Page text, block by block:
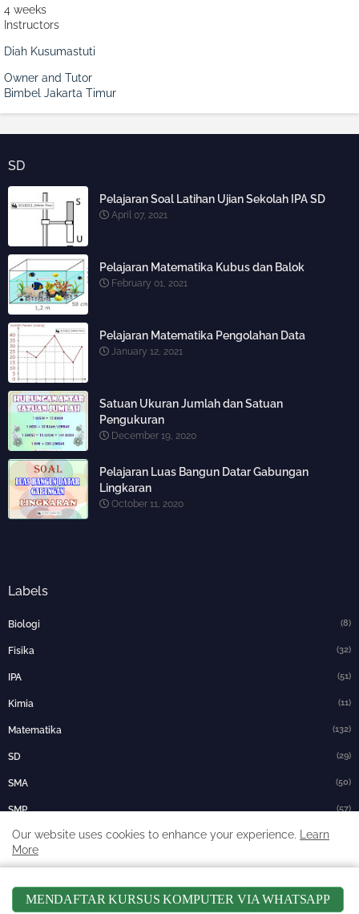
MENDAFTAR KURSUS KOMPUTER VIA WHATSAPP
4 weeks
Instructors
Diah Kusumastuti
Owner and Tutor
Bimbel Jakarta Timur
SD
Pelajaran Soal Latihan Ujian Sekolah IPA SD
April 07, 2021
Pelajaran Matematika Kubus dan Balok
February 01, 2021
Pelajaran Matematika Pengolahan Data
January 12, 2021
Satuan Ukuran Jumlah dan Satuan
Pengukuran
December 19, 2020
Pelajaran Luas Bangun Datar Gabungan
Lingkaran
October 11, 2020
Labels
Biologi (8)
Fisika (32)
IPA (51)
Kimia (11)
Matematika (132)
SD (29)
SMA (50)
SMP (57)
UN/UNBK/USBN
UTS/PTS
Search This Blog
Our website uses cookies to enhance your experience.
Learn
More